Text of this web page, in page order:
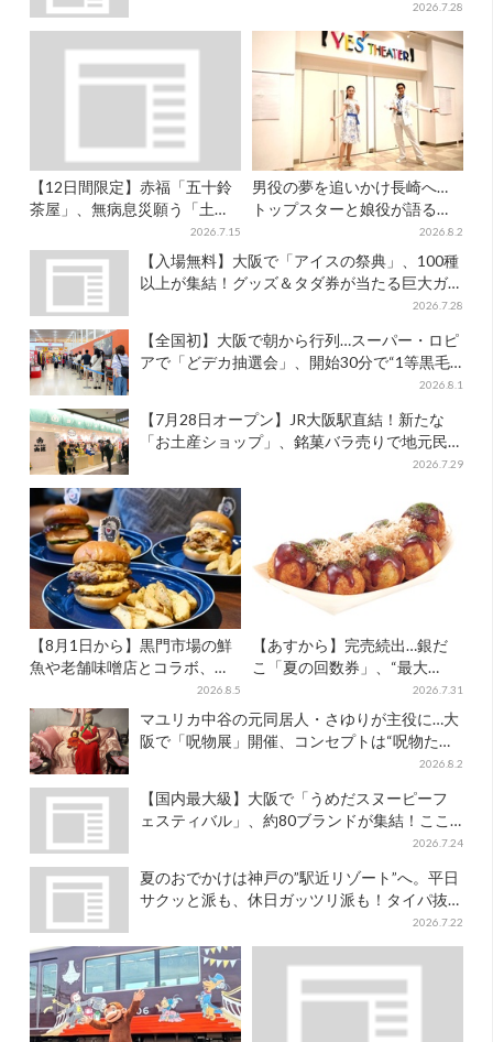
2026.7.28
【12日間限定】赤福「五十鈴
茶屋」、無病息災願う「土用
さわ餅」販売スタート 関西8
カ所でも買える
2026.7.15
男役の夢を追いかけ長崎へ…
トップスターと娘役が語る
「ハウステンボス歌劇団」と
は？大阪で初公演開催
2026.8.2
【入場無料】大阪で「アイスの祭典」、100種
以上が集結！グッズ＆タダ券が当たる巨大ガ
2026.7.28
【全国初】大阪で朝から行列…スーパー・ロピ
アで「どデカ抽選会」、開始30分で“1等黒毛
2026.8.1
【7月28日オープン】JR大阪駅直結！新たな
「お土産ショップ」、銘菓バラ売りで地元民
2026.7.29
【8月1日から】黒門市場の鮮
魚や老舗味噌店とコラボ、大
阪・なんばのホテルで“地域密
着”の限定バーガー
2026.8.5
【あすから】完売続出…銀だ
こ「夏の回数券」、“最大
2811円”お得に！数量限定で
2026.7.31
マユリカ中谷の元同居人・さゆりが主役に…大
阪で「呪物展」開催、コンセプトは“呪物たち
2026.8.2
【国内最大級】大阪で「うめだスヌーピーフ
ェスティバル」、約80ブランドが集結！ここ
2026.7.24
夏のおでかけは神戸の”駅近リゾート”へ。平日
サクッと派も、休日ガッツリ派も！タイパ抜
2026.7.22